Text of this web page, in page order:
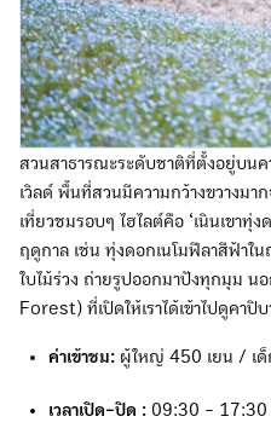
สวนสาธารณะระดับชาติที่ตั้งอยู่บน
เวิลด์ พื้นที่สวนมีความกว้างขวางม
เที่ยวชมรอบๆ ไฮไลต์คือ ‘เนินเขาทุ่
ฤดูกาล เช่น ทุ่งดอกเนโมฟีลาสีฟ้าใ
ใบไม้ร่วง ถ่ายรูปออกมาปังทุกมุม
Forest) ที่เปิดให้เราได้เข้าไปดูคา
ค่าเข้าชม: ผู้ใหญ่ 450 เยน / เด็
เวลาเปิด-ปิด : 09:30 - 17:30